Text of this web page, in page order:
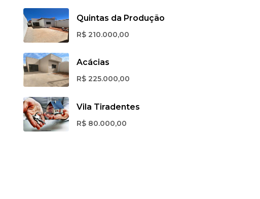
Quintas da Produção
R$ 210.000,00
Acácias
R$ 225.000,00
Vila Tiradentes
R$ 80.000,00